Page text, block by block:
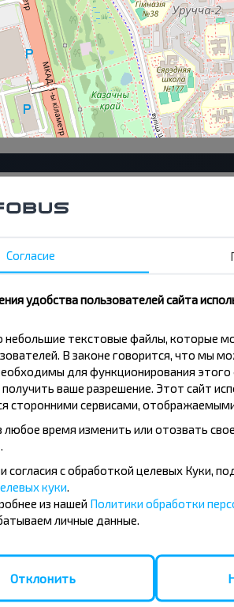
34
ДС
6
148
41/1
Слуцкий Гостинец
Минскэнерго
акции, скидки и другие
Подпишись на получение
дешевле!
Согласие
удобства пользователей сайта
небольшие текстовые файлы, которые
В законе говорится, что мы
для функционирования этого
ваше разрешение. Этот сайт
сторонними сервисами, отображаемыми
время изменить или отозвать свое
согласия с обработкой целевых Куки,
куки
из нашей Политики обработки
личные данные.
Отклонить